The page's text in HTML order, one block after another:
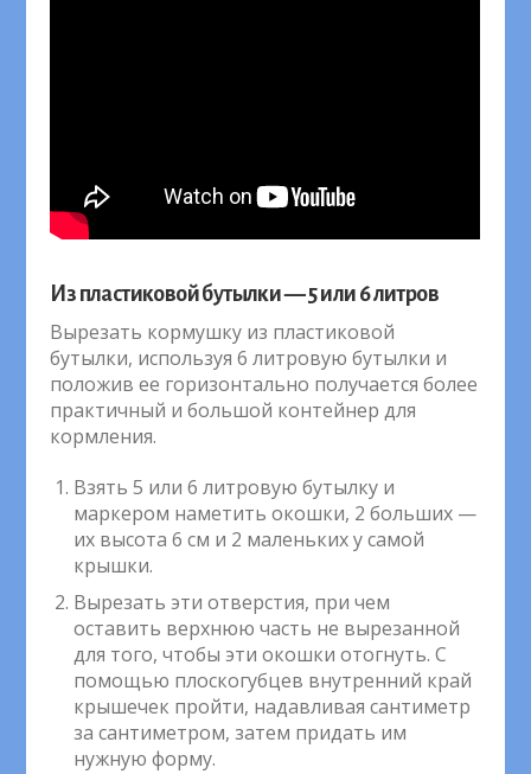
Из пластиковой бутылки — 5 или 6 литров
Вырезать кормушку из пластиковой
бутылки, используя 6 литровую бутылки и
положив ее горизонтально получается более
практичный и большой контейнер для
кормления.
Взять 5 или 6 литровую бутылку и
маркером наметить окошки, 2 больших —
их высота 6 см и 2 маленьких у самой
крышки.
Вырезать эти отверстия, при чем
оставить верхнюю часть не вырезанной
для того, чтобы эти окошки отогнуть. С
помощью плоскогубцев внутренний край
крышечек пройти, надавливая сантиметр
за сантиметром, затем придать им
нужную форму.